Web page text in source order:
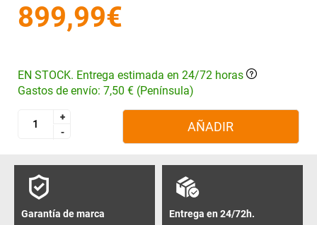
899,99€
EN STOCK. Entrega estimada en 24/72 horas
Gastos de envío: 7,50 € (Península)
+
-
+
-
AÑADIR
Garantía de marca
Entrega en 24/72h.